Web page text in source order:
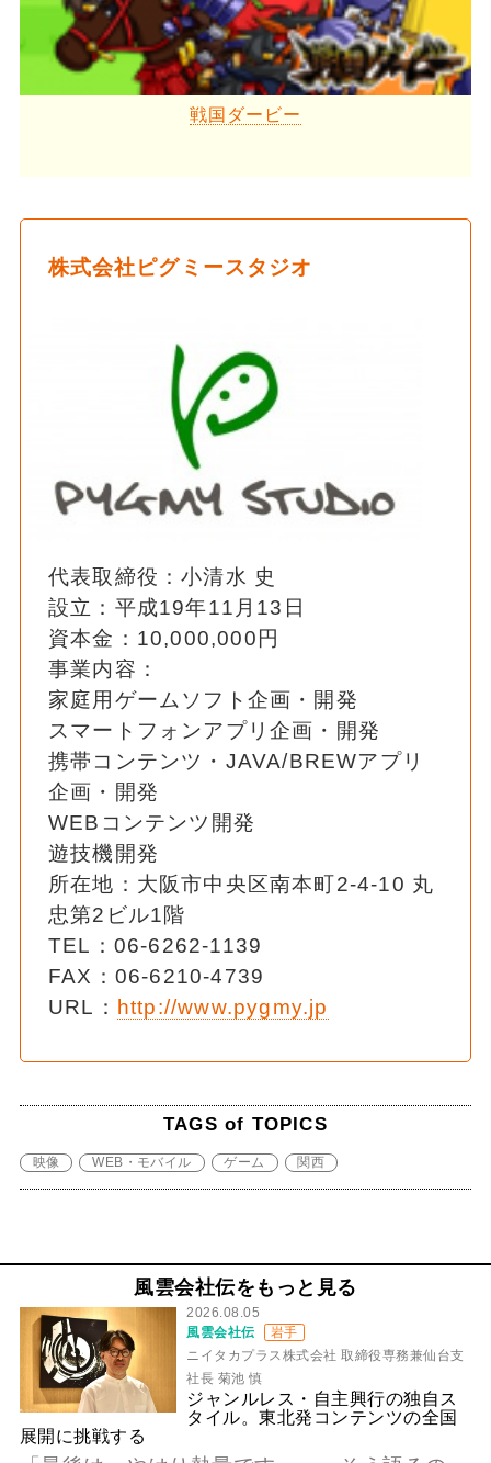
戦国ダービー
株式会社ピグミースタジオ
代表取締役：小清水 史
設立：平成19年11月13日
資本金：10,000,000円
事業内容：
家庭用ゲームソフト企画・開発
スマートフォンアプリ企画・開発
携帯コンテンツ・JAVA/BREWアプリ
企画・開発
WEBコンテンツ開発
遊技機開発
所在地：大阪市中央区南本町2-4-10 丸
忠第2ビル1階
TEL：06-6262-1139
FAX：06-6210-4739
URL： http://www.pygmy.jp
TAGS of TOPICS
映像 WEB・モバイル ゲーム 関西
風雲会社伝をもっと見る
2026.08.05
風雲会社伝
岩手
ニイタカプラス株式会社 取締役専務兼仙台支
社長 菊池 慎
ジャンルレス・自主興行の独自ス
タイル。東北発コンテンツの全国
展開に挑戦する